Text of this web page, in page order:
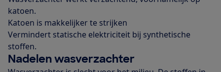
katoen.
Katoen is makkelijker te strijken
Vermindert statische elektriciteit bij synthetische
stoffen.
Nadelen wasverzachter